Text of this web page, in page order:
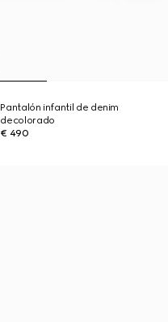
Pantalón infantil de denim
decolorado
€ 490